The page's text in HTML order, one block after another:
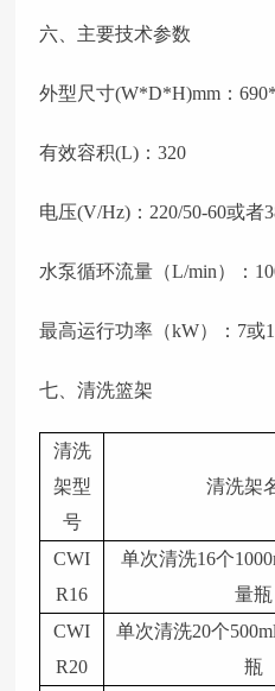
六、主要技术参数
外型尺寸(W*D*H)mm：
有效容积(L)：320
电压(V/Hz)：220/50-60或者
水泵循环流量（L/min）：
最高运行功率（kW）：7或
七、清洗篮架
清洗
架型
号
清洗架
CWI
R16
单次清洗16个
量瓶
CWI
R20
单次清洗20个
瓶